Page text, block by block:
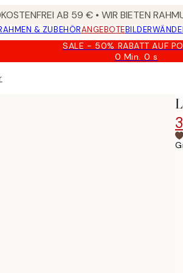
AB 59 € • WIR BIETEN
& ZUBEHÖRANGEBOTEBILDERWÄNDE
SALE - 50% RABATT AUF
0 Min. 0 s
Gültig